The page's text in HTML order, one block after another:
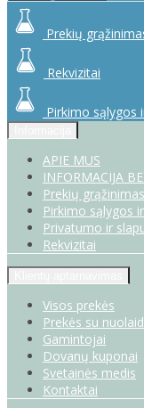
Prekių
Rekvizitai
Pirkimo sąlygos
APIE MUS
INFORMACIJA
Prekių grąžinimas
Pirkimo sąlygos
Privatumo ir
Rekvizitai
Visos prekės
Prekės su
Gamintojai
Dovanų kuponai
Svetainės medis
Kontaktai